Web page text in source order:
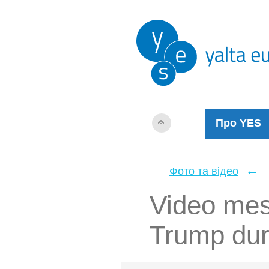
Про YES
Фото та відео ←
Video
Trump